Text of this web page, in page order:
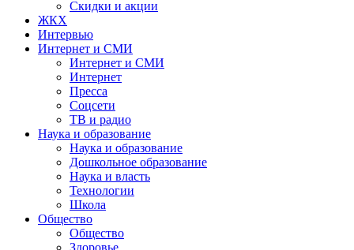
Скидки и акции
ЖКХ
Интервью
Интернет и СМИ
Интернет и СМИ
Интернет
Пресса
Соцсети
ТВ и радио
Наука и образование
Наука и образование
Дошкольное образование
Наука и власть
Технологии
Школа
Общество
Общество
Здоровье